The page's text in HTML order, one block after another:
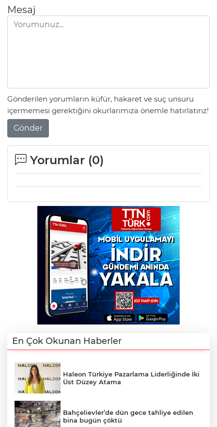
Mesaj
Gönderilen yorumların küfür, hakaret ve suç unsuru
içermemesi gerektiğini okurlarımıza önemle hatırlatırız!
Gönder
Yorumlar (0)
En Çok Okunan Haberler
Haleon Türkiye Pazarlama Liderliğinde İki
Üst Düzey Atama
Bahçelievler’de dün gece tahliye edilen
bina bugün çöktü